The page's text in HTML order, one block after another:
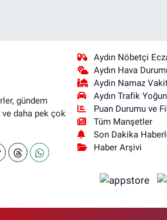
gündem
ve daha pek çok
Aydın Nöbetçi
Aydın Hava
Aydin Namaz
Aydın Trafik
Puan Durumu ve
Tüm Manşetler
Son Dakika
Haber Arşivi